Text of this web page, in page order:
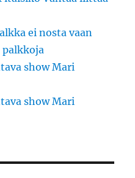
ei nosta vaan
palkkoja
show Mari
show Mari